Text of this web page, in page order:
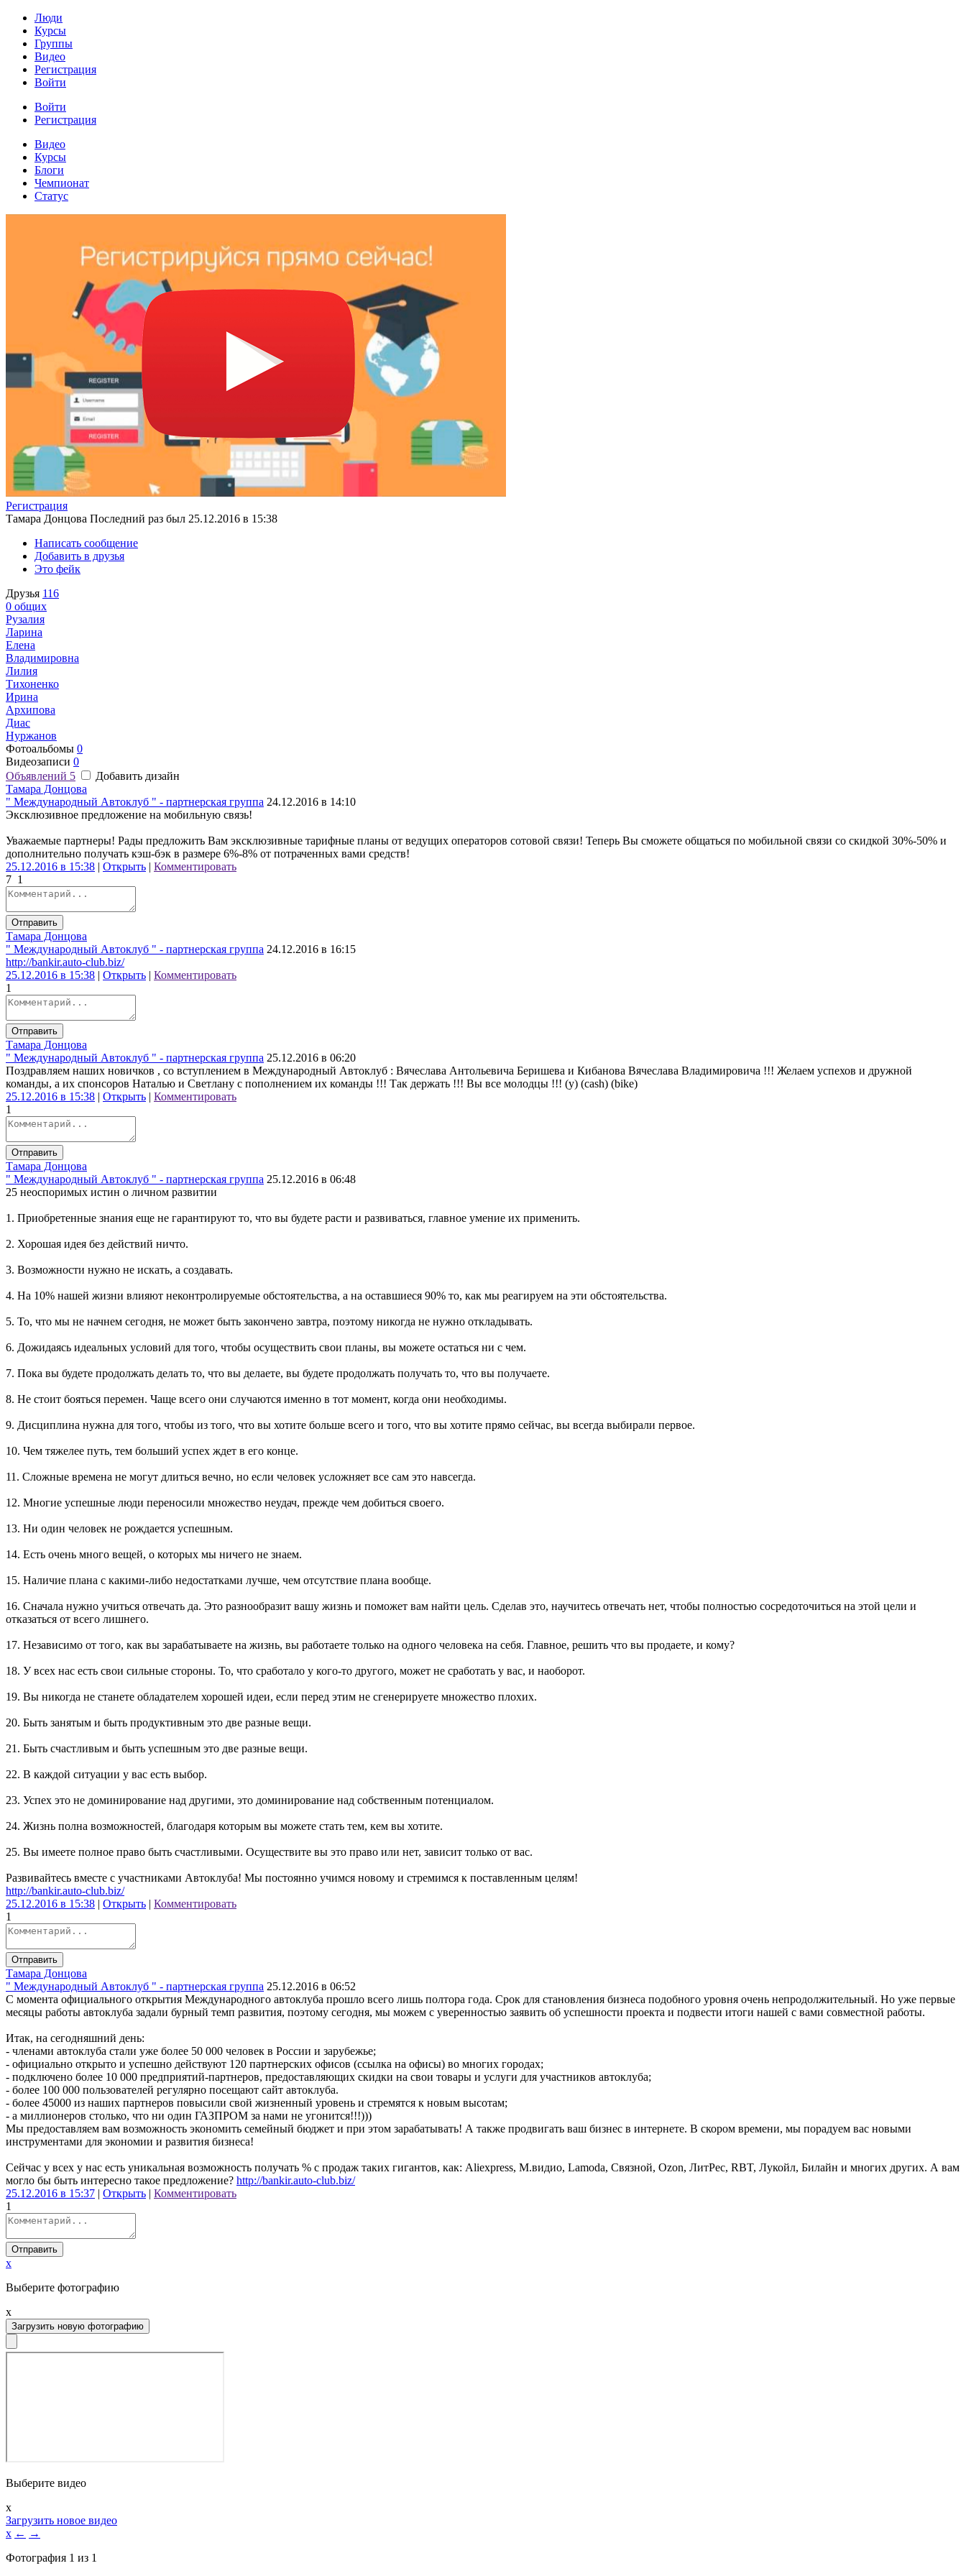
Люди
Курсы
Группы
Видео
Регистрация
Войти
Войти
Регистрация
Видео
Курсы
Блоги
Чемпионат
Статус
Регистрация
Тамара Донцова Последний раз был 25.12.2016 в 15:38
Написать сообщение
Добавить в друзья
Это фейк
Друзья 116
0 общих
Рузалия
Ларина
Елена
Владимировна
Лилия
Тихоненко
Ирина
Архипова
Диас
Нуржанов
Фотоальбомы 0
Видеозаписи 0
Объявлений 5
Добавить дизайн
Тамара Донцова
" Международный Автоклуб " - партнерская группа 24.12.2016 в 14:10
Эксклюзивное предложение на мобильную связь!
Уважаемые партнеры! Рады предложить Вам эксклюзивные тарифные планы от ведущих операторов сотовой связи! Теперь Вы сможете общаться по мобильной связи со скидкой 30%-50% и
дополнительно получать кэш-бэк в размере 6%-8% от потраченных вами средств!
25.12.2016 в 15:38 | Открыть | Комментировать
7 1
Отправить
Тамара Донцова
" Международный Автоклуб " - партнерская группа 24.12.2016 в 16:15
http://bankir.auto-club.biz/
25.12.2016 в 15:38 | Открыть | Комментировать
1
Отправить
Тамара Донцова
" Международный Автоклуб " - партнерская группа 25.12.2016 в 06:20
Поздравляем наших новичков , со вступлением в Международный Автоклуб : Вячеслава Антольевича Беришева и Кибанова Вячеслава Владимировича !!! Желаем успехов и дружной
команды, а их спонсоров Наталью и Светлану с пополнением их команды !!! Так держать !!! Вы все молодцы !!! (y) (cash) (bike)
25.12.2016 в 15:38 | Открыть | Комментировать
1
Отправить
Тамара Донцова
" Международный Автоклуб " - партнерская группа 25.12.2016 в 06:48
25 неоспоримых истин о личном развитии
1. Приобретенные знания еще не гарантируют то, что вы будете расти и развиваться, главное умение их применить.
2. Хорошая идея без действий ничто.
3. Возможности нужно не искать, а создавать.
4. На 10% нашей жизни влияют неконтролируемые обстоятельства, а на оставшиеся 90% то, как мы реагируем на эти обстоятельства.
5. То, что мы не начнем сегодня, не может быть закончено завтра, поэтому никогда не нужно откладывать.
6. Дожидаясь идеальных условий для того, чтобы осуществить свои планы, вы можете остаться ни с чем.
7. Пока вы будете продолжать делать то, что вы делаете, вы будете продолжать получать то, что вы получаете.
8. Не стоит бояться перемен. Чаще всего они случаются именно в тот момент, когда они необходимы.
9. Дисциплина нужна для того, чтобы из того, что вы хотите больше всего и того, что вы хотите прямо сейчас, вы всегда выбирали первое.
10. Чем тяжелее путь, тем больший успех ждет в его конце.
11. Сложные времена не могут длиться вечно, но если человек усложняет все сам это навсегда.
12. Многие успешные люди переносили множество неудач, прежде чем добиться своего.
13. Ни один человек не рождается успешным.
14. Есть очень много вещей, о которых мы ничего не знаем.
15. Наличие плана с какими-либо недостатками лучше, чем отсутствие плана вообще.
16. Сначала нужно учиться отвечать да. Это разнообразит вашу жизнь и поможет вам найти цель. Сделав это, научитесь отвечать нет, чтобы полностью сосредоточиться на этой цели и
отказаться от всего лишнего.
17. Независимо от того, как вы зарабатываете на жизнь, вы работаете только на одного человека на себя. Главное, решить что вы продаете, и кому?
18. У всех нас есть свои сильные стороны. То, что сработало у кого-то другого, может не сработать у вас, и наоборот.
19. Вы никогда не станете обладателем хорошей идеи, если перед этим не сгенерируете множество плохих.
20. Быть занятым и быть продуктивным это две разные вещи.
21. Быть счастливым и быть успешным это две разные вещи.
22. В каждой ситуации у вас есть выбор.
23. Успех это не доминирование над другими, это доминирование над собственным потенциалом.
24. Жизнь полна возможностей, благодаря которым вы можете стать тем, кем вы хотите.
25. Вы имеете полное право быть счастливыми. Осуществите вы это право или нет, зависит только от вас.
Развивайтесь вместе с участниками Автоклуба! Мы постоянно учимся новому и стремимся к поставленным целям!
http://bankir.auto-club.biz/
25.12.2016 в 15:38 | Открыть | Комментировать
1
Отправить
Тамара Донцова
" Международный Автоклуб " - партнерская группа 25.12.2016 в 06:52
С момента официального открытия Международного автоклуба прошло всего лишь полтора года. Срок для становления бизнеса подобного уровня очень непродолжительный. Но уже первые
месяцы работы автоклуба задали бурный темп развития, поэтому сегодня, мы можем с уверенностью заявить об успешности проекта и подвести итоги нашей с вами совместной работы.
Итак, на сегодняшний день:
- членами автоклуба стали уже более 50 000 человек в России и зарубежье;
- официально открыто и успешно действуют 120 партнерских офисов (ссылка на офисы) во многих городах;
- подключено более 10 000 предприятий-партнеров, предоставляющих скидки на свои товары и услуги для участников автоклуба;
- более 100 000 пользователей регулярно посещают сайт автоклуба.
- более 45000 из наших партнеров повысили свой жизненный уровень и стремятся к новым высотам;
- а миллионеров столько, что ни один ГАЗПРОМ за нами не угонится!!!)))
Мы предоставляем вам возможность экономить семейный бюджет и при этом зарабатывать! А также продвигать ваш бизнес в интернете. В скором времени, мы порадуем вас новыми
инструментами для экономии и развития бизнеса!
Сейчас у всех у нас есть уникальная возможность получать % с продаж таких гигантов, как: Aliexpress, М.видио, Lamoda, Связной, Ozon, ЛитРес, RBT, Лукойл, Билайн и многих других. А вам
могло бы быть интересно такое предложение? http://bankir.auto-club.biz/
25.12.2016 в 15:37 | Открыть | Комментировать
1
Отправить
x
Выберите фотографию
x
Загрузить новую фотографию
Выберите видео
x
Загрузить новое видео
x ← →
Фотография 1 из 1